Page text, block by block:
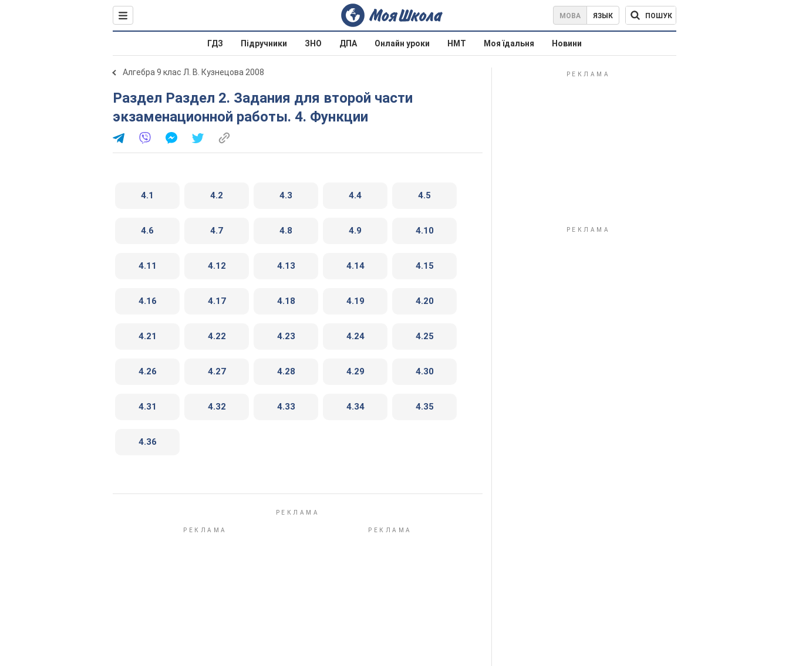
МОВА ЯЗЫК ПОШУК
ГДЗ Підручники ЗНО ДПА Онлайн уроки НМТ Моя їдальня Новини
Алгебра 9 клас Л. В. Кузнецова 2008
Раздел Раздел 2. Задания для второй части
экзаменационной работы. 4. Функции
4.1 4.2 4.3 4.4 4.5
4.6 4.7 4.8 4.9 4.10
4.11 4.12 4.13 4.14 4.15
4.16 4.17 4.18 4.19 4.20
4.21 4.22 4.23 4.24 4.25
4.26 4.27 4.28 4.29 4.30
4.31 4.32 4.33 4.34 4.35
4.36